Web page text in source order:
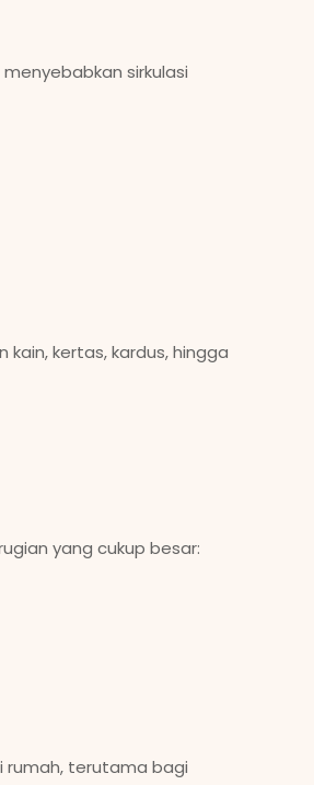
sirkulasi
kertas, kardus, hingga
yang cukup besar:
rumah, terutama bagi